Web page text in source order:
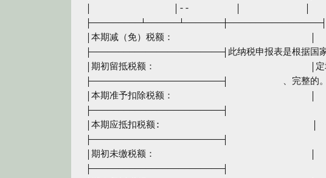
│　　　　　　　　　│--　　　　　│　　　　　　　│　
├─────────┴──────┴───────┼─────────────────┤
│本期减（免）税额：　　　　　　　　　　　　　　　│
├────────────────────────┤此纳税申报表是根据国
│期初留抵税额：　　　　　　　　　　　　　　　　　│
├────────────────────────┤　　　　　　、完整的
│本期准予扣除税额：　　　　　　　　　　　　　　　│
├────────────────────────┤　　　　　　　　　　
│本期应抵扣税额:　　　　　　　　　　　　　　　　 │
├────────────────────────┤　　　　　　　　　　
│期初未缴税额：　　　　　　　　　　　　　　　　　│
├────────────────────────┤　　　　　　　　　　